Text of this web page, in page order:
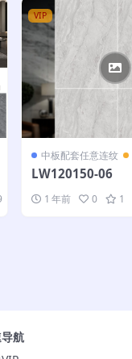
VIP
中板配套任意连纹
LW120150-06
1 年前 0 1
航